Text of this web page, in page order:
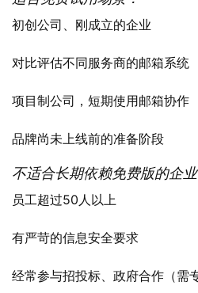
初创公司、刚成立的企业
对比评估不同服务商的邮箱系统
项目制公司，短期使用邮箱协作
品牌尚未上线前的准备阶段
不适合长期依赖免费版的企业
员工超过50人以上
有严苛的信息安全要求
经常参与招投标、政府合作（需